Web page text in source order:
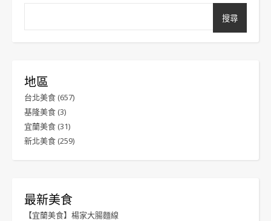
搜尋
地區
台北美食 (657)
基隆美食 (3)
宜蘭美食 (31)
新北美食 (259)
最新美食
【宜蘭美食】楊家大腸麵線